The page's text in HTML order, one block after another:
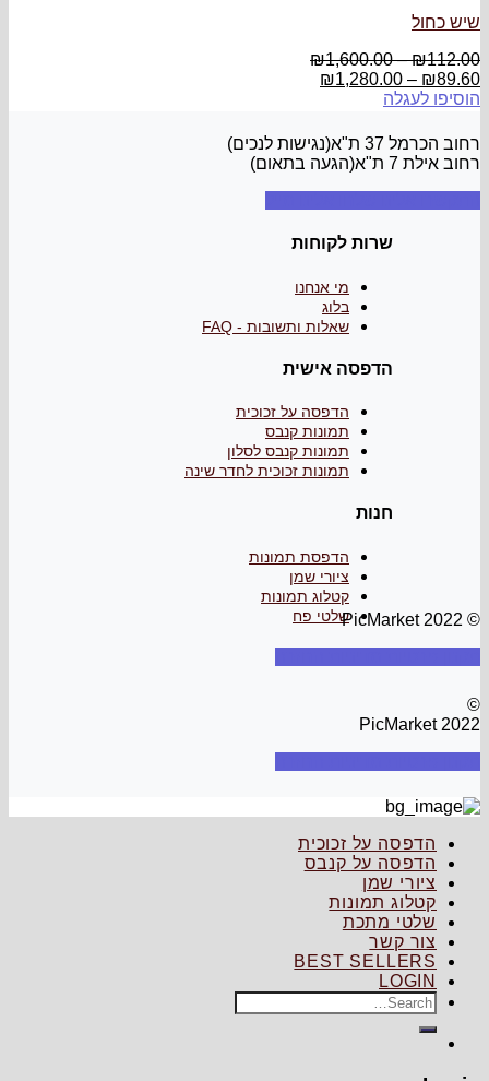
שיש כחול
₪112.00
–
₪1,600.00
₪89.60
–
₪1,280.00
הוסיפו לעגלה
רחוב הכרמל 37 ת"א(נגישות לנכים)
רחוב אילת 7 ת"א(הגעה בתאום)
שרות לקוחות
מי אנחנו
בלוג
שאלות ותשובות - FAQ
הדפסה אישית
הדפסה על זכוכית
תמונות קנבס
תמונות קנבס לסלון
תמונות זכוכית לחדר שינה
חנות
הדפסת תמונות
ציורי שמן
קטלוג תמונות
שלטי פח
© PicMarket 2022
©
PicMarket 2022
הדפסה על זכוכית
הדפסה על קנבס
ציורי שמן
קטלוג תמונות
שלטי מתכת
צור קשר
BEST SELLERS
LOGIN
Search
for: